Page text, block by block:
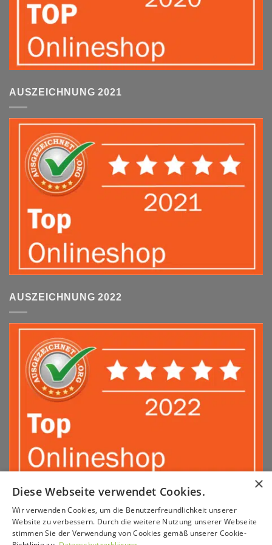
AUSZEICHNUNG 2021
AUSZEICHNUNG 2022
Sepa PayPal Amazon Apple
Pay
Google
Pay
Klarna
MasterCardAmericanSofort GiroPay
×
Diese Webseite verwendet Cookies.
Wir verwenden Cookies, um die Benutzerfreundlichkeit unserer
Website zu verbessern. Durch die weitere Nutzung unserer Webseite
stimmen Sie der Verwendung von Cookies gemäß unserer Cookie-